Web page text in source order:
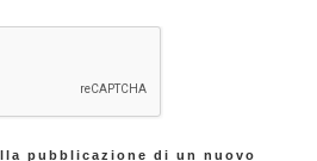
pubblicazione di un nuovo